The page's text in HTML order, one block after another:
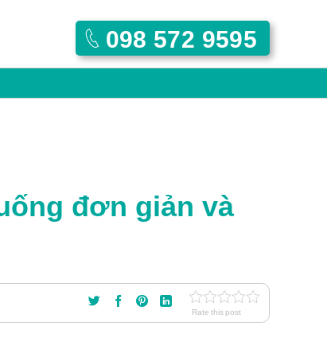
098 572 9595
đơn giản và
Rate this post